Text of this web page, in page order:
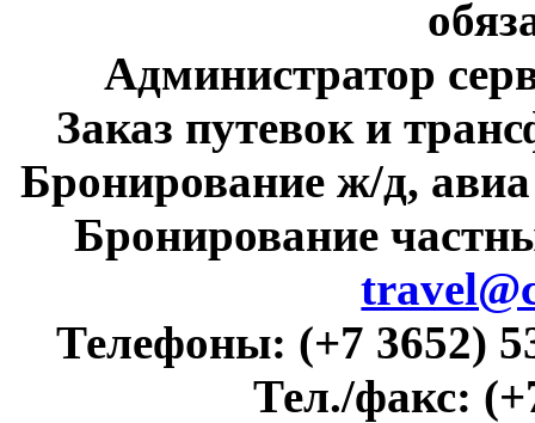
Администратор
Заказ путевок и
Бронирование ж/д,
Бронирование
Телефоны: (+7 3652)
Тел./факс: